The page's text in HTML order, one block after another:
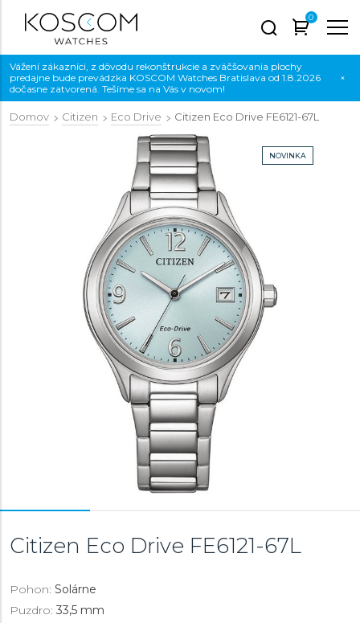
0
Vážení zákazníci, z dôvodu rekonštrukcie a zväčšovania plochy
predajne bude prevádzka KOSCOM Watches Bratislava od 1.8.2026
dočasne zatvorená. Tešíme sa na Vás v novom!
×
Domov Citizen Eco Drive Citizen Eco Drive FE6121-67L
NOVINKA
Citizen Eco Drive FE6121-67L
Pohon: Solárne
Puzdro: 33,5 mm